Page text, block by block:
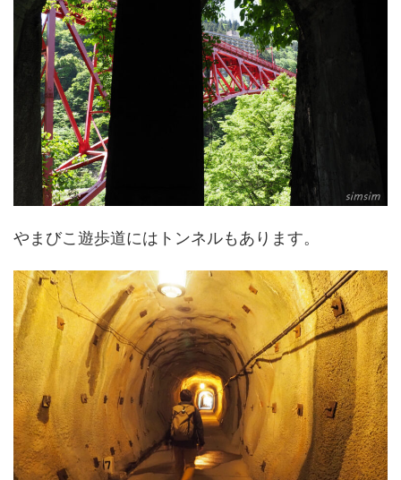
やまびこ遊歩道にはトンネルもあります。